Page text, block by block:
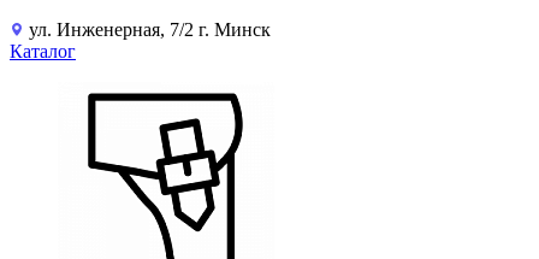
ул. Инженерная, 7/2 г. Минск
Каталог